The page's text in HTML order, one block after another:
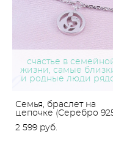
счастье в
жизни, самые
и родные люди
Семья, браслет на
цепочке (Серебро
2 599 pуб.